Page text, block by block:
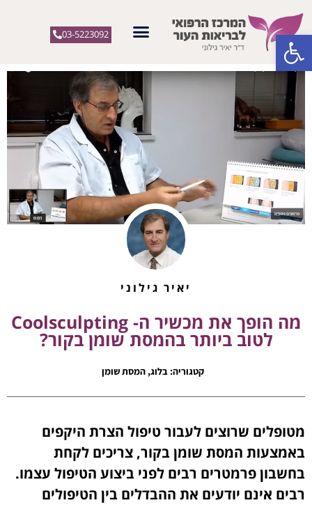
פתח סרגל נגישות 03-5223092
יאיר גילוני
מה הופך את מכשיר ה- Coolsculpting
לטוב ביותר בהמסת שומן בקור?
קטגוריה: בלוג,המסת שומן
מטופלים שרוצים לעבור טיפול הצרת היקפים
באמצעות המסת שומן בקור, צריכים לקחת
בחשבון פרמטרים רבים לפני ביצוע הטיפול עצמו.
רבים אינם יודעים את ההבדלים בין הטיפולים